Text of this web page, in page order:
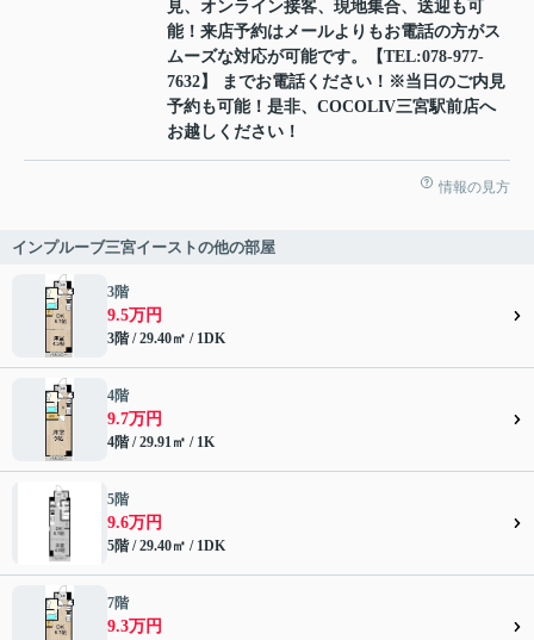
見、オンライン接客、現地集合、送迎も可
能！来店予約はメールよりもお電話の方がス
ムーズな対応が可能です。【TEL:078-977-
7632】 までお電話ください！※当日のご内見
予約も可能！是非、COCOLIV三宮駅前店へ
お越しください！
情報の見方
インプルーブ三宮イーストの他の部屋
3階
9.5万円
3階 / 29.40㎡ / 1DK
4階
9.7万円
4階 / 29.91㎡ / 1K
5階
9.6万円
5階 / 29.40㎡ / 1DK
7階
9.3万円